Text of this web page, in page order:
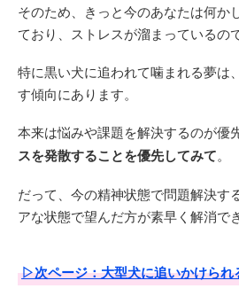
そのため、きっと今のあなたは何か
ており、ストレスが溜まっているの
特に黒い犬に追われて噛まれる夢は
す傾向にあります。
本来は悩みや課題を解決するのが優
スを発散することを優先してみて。
だって、今の精神状態で問題解決す
アな状態で望んだ方が素早く解消で
▷次ページ：大型犬に追いかけられ